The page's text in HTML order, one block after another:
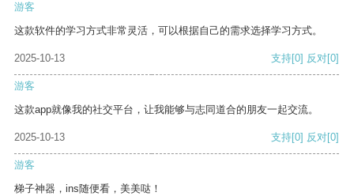
游客
这款软件的学习方式非常灵活，可以根据自己的需求选择学习方式。
2025-10-13 支持[0] 反对[0]
游客
这款app就像我的社交平台，让我能够与志同道合的朋友一起交流。
2025-10-13 支持[0] 反对[0]
游客
梯子神器，ins随便看，美美哒！